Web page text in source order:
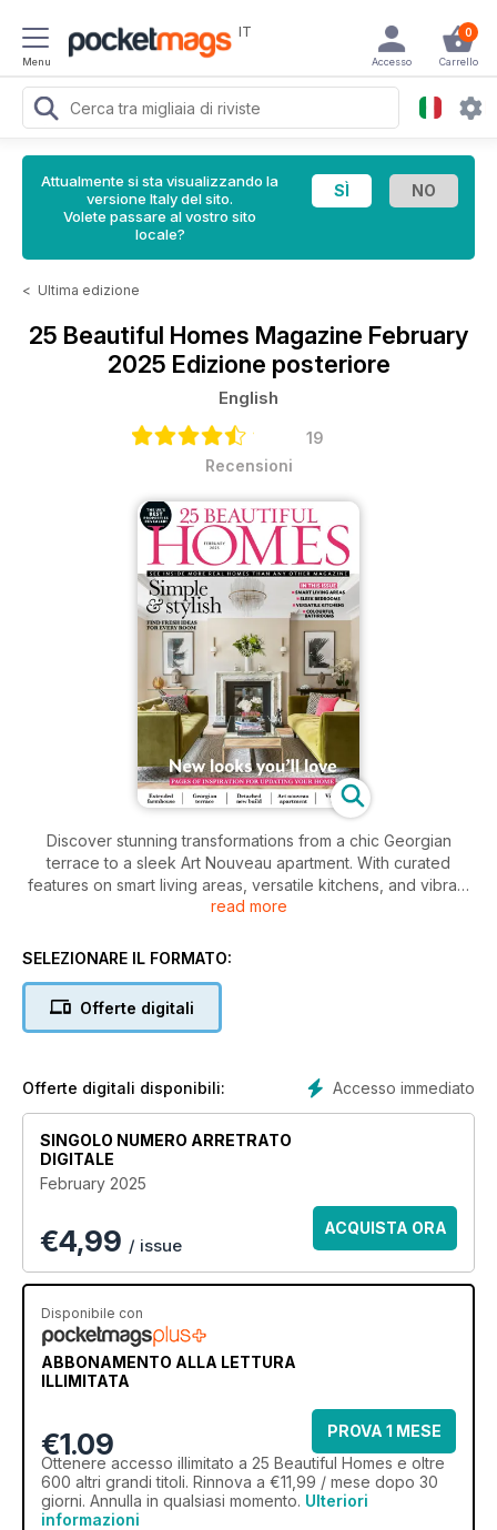
Menu
IT 0
Carrello
Accesso
Attualmente si sta visualizzando la
versione Italy del sito.
Volete passare al vostro sito
locale?
< Ultima edizione
25 Beautiful Homes Magazine February
2025 Edizione posteriore
English
19
Recensioni
Discover stunning transformations from a chic Georgian
terrace to a sleek Art Nouveau apartment. With curated
features on smart living areas, versatile kitchens, and vibrant
bathrooms, this issue is packed with inspiration for every
read more
SELEZIONARE IL FORMATO:
Offerte digitali
Accesso immediato
Offerte digitali disponibili:
SINGOLO NUMERO ARRETRATO
DIGITALE
February 2025
€4,99 / issue
ACQUISTA ORA
Disponibile con
ABBONAMENTO ALLA LETTURA
ILLIMITATA
€1.09
PROVA 1 MESE
Ottenere accesso illimitato a 25 Beautiful Homes e oltre
600 altri grandi titoli. Rinnova a €11,99 / mese dopo 30
giorni. Annulla in qualsiasi momento. Ulteriori
informazioni